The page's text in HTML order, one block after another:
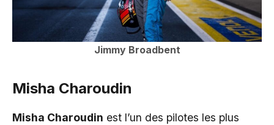
Jimmy Broadbent
Misha Charoudin
Misha Charoudin est l’un des pilotes les plus